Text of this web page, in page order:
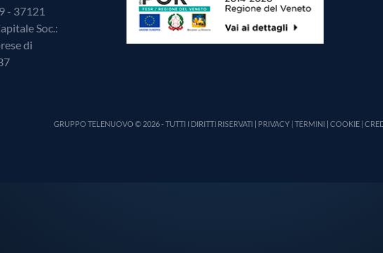
- 37121
Soc.:
di
GRUPPO TELENUOVO © 2026 - TUTTI I DIRITTI RISERVATI | PRIVACY | TERMINI | COOKIE |